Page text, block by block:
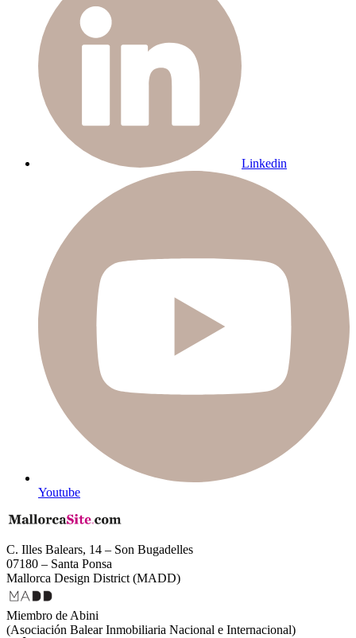
Linkedin
Youtube
C. Illes Balears, 14 – Son Bugadelles
07180 – Santa Ponsa
Mallorca Design District (MADD)
Miembro de Abini
(Asociación Balear Inmobiliaria Nacional e Internacional)